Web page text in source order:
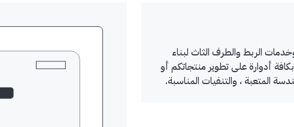
الربط والطرف الثاث لبناء
أدوارة على تطوير منتجاتكم أو
المتعبة ، والتنفيات المناسبة.